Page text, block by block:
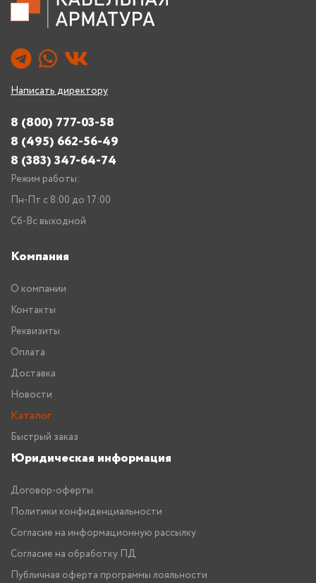
Написать директору
8 (800) 777-03-58
8 (495) 662-56-49
8 (383) 347-64-74
Режим работы:
Пн-Пт с 8:00 до 17:00
Сб-Вс выходной
Компания
О компании
Контакты
Реквизиты
Оплата
Доставка
Новости
Каталог
Быстрый заказ
Юридическая информация
Договор-оферты
Политики конфиденциальности
Согласие на информационную рассылку
Согласие на обработку ПД
Публичная оферта программы лояльности